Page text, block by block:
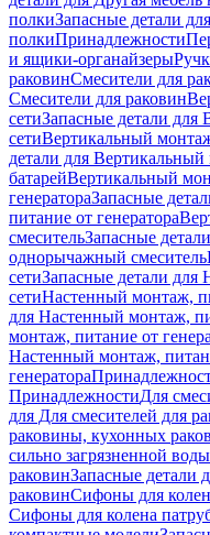
полкиЗапасные детали
полкиПринадлежности
и ящики-органайзеры
раковинСмесители для
Смесители для раковин
сетиЗапасные детали для
сетиВертикальный
детали для
батарейВертикальный
генератораЗапасные
питание от генератора
смесительЗапасные
однорычажный смеситель
сетиЗапасные детали
сетиНастенный монтаж,
для Настенный монтаж,
монтаж, питание от
Настенный монтаж,
генератора
ПринадлежностиДля
для Для смесителей для
раковины, кухонных
сильно загрязненной воды
раковинЗапасные детали
раковинСифоны для
Сифоны для колена